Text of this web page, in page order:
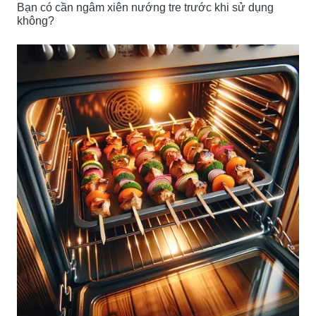
Bạn có cần ngâm xiên nướng tre trước khi sử dụng
không?